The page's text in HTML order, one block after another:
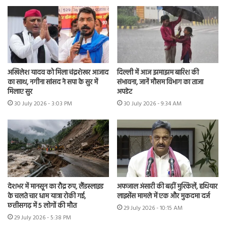
अखिलेश यादव को मिला चंद्रशेखर आजाद
का साथ, नगीना सांसद ने सपा के सुर में
मिलाए सुर
30 July 2026 - 3:03 PM
दिल्ली में आज झमाझम बारिश की
संभावना, जानें मौसम विभाग का ताजा
अपडेट
30 July 2026 - 9:34 AM
देशभर में मानसून का रौद्र रुप, लैंडस्लाइड
के चलते चार धाम यात्रा रोकी गई,
छत्तीसगढ़ में 5 लोगों की मौत
29 July 2026 - 5:38 PM
अफजाल अंसारी की बढ़ीं मुश्किलें, हथियार
लाइसेंस मामले में एक और मुकदमा दर्ज
29 July 2026 - 10:15 AM